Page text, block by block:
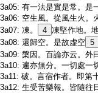
有一法是實是常。是
空生風。從風生火。
凍。 4 凍堅作地。
還歸空。是故虚空 5
槃因。百論亦云。外
遍亦無分。一切處一
破。言宿作者。即第
生受苦樂報。皆隨往